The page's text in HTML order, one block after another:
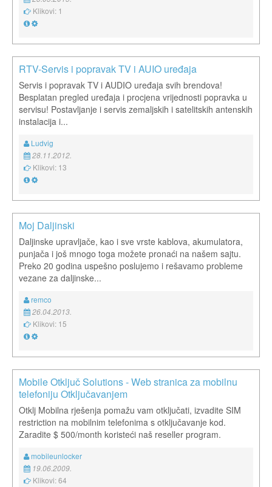
Klikovi: 1
RTV-Servis i popravak TV i AUIO uređaja
Servis i popravak TV i AUDIO uređaja svih brendova!
Besplatan pregled uređaja i procjena vrijednosti popravka u
servisu! Postavljanje i servis zemaljskih i satelitskih antenskih
instalacija i...
Ludvig
28.11.2012.
Klikovi: 13
Moj Daljinski
Daljinske upravljače, kao i sve vrste kablova, akumulatora,
punjača i još mnogo toga možete pronaći na našem sajtu.
Preko 20 godina uspešno poslujemo i rešavamo probleme
vezane za daljinske...
remco
26.04.2013.
Klikovi: 15
Mobile Otključ Solutions - Web stranica za mobilnu
telefoniju Otključavanjem
Otklj Mobilna rješenja pomažu vam otključati, izvadite SIM
restriction na mobilnim telefonima s otključavanje kod.
Zaradite $ 500/month koristeći naš reseller program.
mobileunlocker
19.06.2009.
Klikovi: 64